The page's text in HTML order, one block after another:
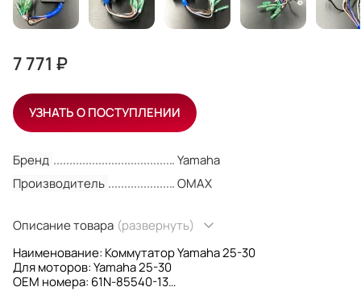
Бренд
Yamaha
Производитель
OMAX
Описание товара (развернуть)
Наименование: Коммутатор Yamaha 25-30
Для моторов: Yamaha 25-30
OEM номера: 61N-85540-13
7 771 ₽
УЗНАТЬ О ПОСТУПЛЕНИИ